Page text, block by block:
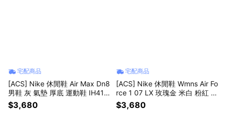
宅配商品
[ACS] Nike 休閒鞋 Air Max Dn8
男鞋 灰 氣墊 厚底 運動鞋 IH411
9-009
$3,680
宅配商品
[ACS] Nike 休閒鞋 Wmns Air Fo
rce 1 07 LX 玫瑰金 米白 粉紅 女
鞋 炫雅 小勾 FV8110-181
$3,680